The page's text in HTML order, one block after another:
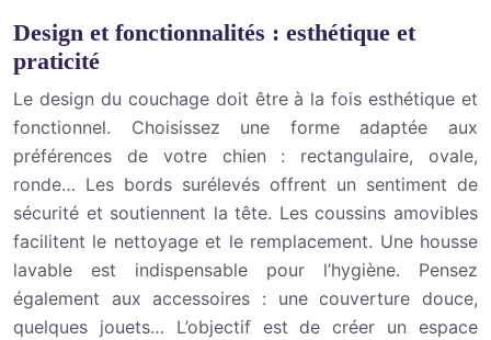
Design et fonctionnalités : esthétique et
praticité
Le design du couchage doit être à la fois esthétique et
fonctionnel. Choisissez une forme adaptée aux
préférences de votre chien : rectangulaire, ovale,
ronde… Les bords surélevés offrent un sentiment de
sécurité et soutiennent la tête. Les coussins amovibles
facilitent le nettoyage et le remplacement. Une housse
lavable est indispensable pour l’hygiène. Pensez
également aux accessoires : une couverture douce,
quelques jouets… L’objectif est de créer un espace